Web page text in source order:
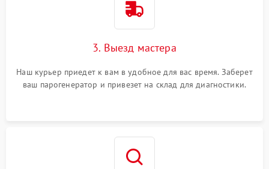
3. Выезд мастера
Наш курьер приедет к вам в удобное для вас время. Заберет
ваш парогенератор и привезет на склад для диагностики.